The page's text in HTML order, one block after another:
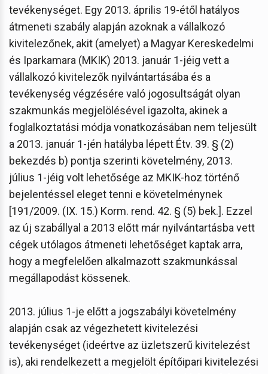
tevékenységet. Egy 2013. április 19-étől hatályos
átmeneti szabály alapján azoknak a vállalkozó
kivitelezőnek, akit (amelyet) a Magyar Kereskedelmi
és Iparkamara (MKIK) 2013. január 1-jéig vett a
vállalkozó kivitelezők nyilvántartásába és a
tevékenység végzésére való jogosultságát olyan
szakmunkás megjelölésével igazolta, akinek a
foglalkoztatási módja vonatkozásában nem teljesült
a 2013. január 1-jén hatályba lépett Étv. 39. § (2)
bekezdés b) pontja szerinti követelmény, 2013.
július 1-jéig volt lehetősége az MKIK-hoz történő
bejelentéssel eleget tenni e követelménynek
[191/2009. (IX. 15.) Korm. rend. 42. § (5) bek.]. Ezzel
az új szabállyal a 2013 előtt már nyilvántartásba vett
cégek utólagos átmeneti lehetőséget kaptak arra,
hogy a megfelelően alkalmazott szakmunkással
megállapodást kössenek.
2013. július 1-je előtt a jogszabályi követelmény
alapján csak az végezhetett kivitelezési
tevékenységet (ideértve az üzletszerű kivitelezést
is), aki rendelkezett a megjelölt építőipari kivitelezési